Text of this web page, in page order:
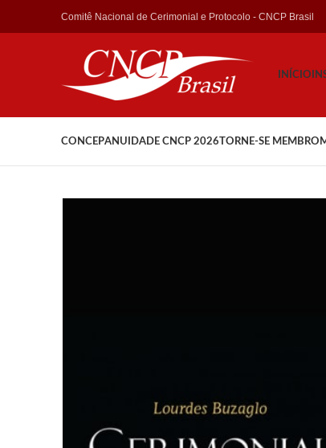
Comitê Nacional de Cerimonial e Protocolo - CNCP Brasil
INÍCIO
CONCEPANUIDADE CNCP 2026TORNE-SE MEMBRO